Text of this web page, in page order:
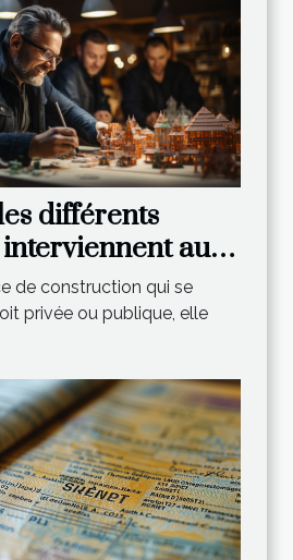
différents
au
de
?
de construction qui se
privée ou publique, elle